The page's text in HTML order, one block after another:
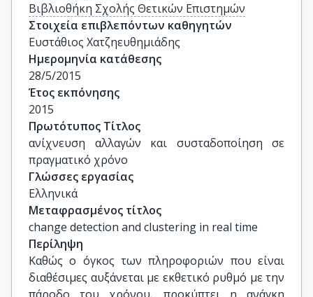
Βιβλιοθήκη Σχολής Θετικών Επιστημών
Στοιχεία επιβλεπόντων καθηγητών
Ευστάθιος Χατζηευθημιάδης
Ημερομηνία κατάθεσης
28/5/2015
Έτος εκπόνησης
2015
Πρωτότυπος Τίτλος
ανίχνευση αλλαγών και συσταδοποίηση σε
πραγματικό χρόνο
Γλώσσες εργασίας
Ελληνικά
Μεταφρασμένος τίτλος
change detection and clustering in real time
Περίληψη
Καθώς ο όγκος των πληροφοριών που είναι
διαθέσιμες αυξάνεται με εκθετικό ρυθμό με την